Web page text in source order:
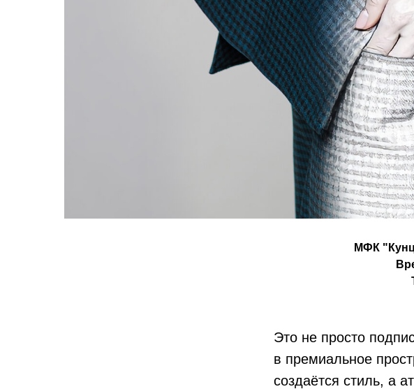
МФК
Это не просто
в премиальное
создаётся стиль, а